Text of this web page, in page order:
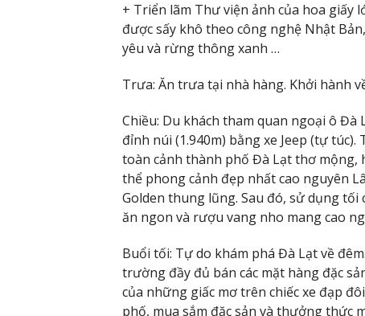
+ Triển lãm Thư viện ảnh của hoa
được sấy khô theo công nghệ Nhật
yêu và rừng thông xanh …
Trưa: Ăn trưa tại nhà hàng. Khởi hành
Chiều: Du khách tham quan ngoại ô Đà
đỉnh núi (1.940m) bằng xe Jeep (tự
toàn cảnh thành phố Đà Lạt thơ mộng,
thể phong cảnh đẹp nhất cao nguyên
Golden thung lũng. Sau đó, sử dụng
ăn ngon và rượu vang nho mang cao
Buổi tối: Tự do khám phá Đà Lạt về
trường đầy đủ bán các mặt hàng đặc
của những giấc mơ trên chiếc xe đạp
phố, mua sắm đặc sản và thưởng thức